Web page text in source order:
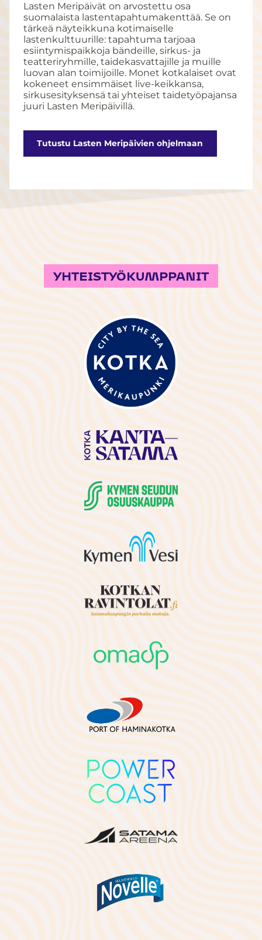
Lasten Meripäivät on arvostettu osa
suomalaista lastentapahtumakenttää. Se on
tärkeä näyteikkuna kotimaiselle
lastenkulttuurille: tapahtuma tarjoaa
esiintymispaikkoja bändeille, sirkus- ja
teatteriryhmille, taidekasvattajille ja muille
luovan alan toimijoille. Monet kotkalaiset ovat
kokeneet ensimmäiset live-keikkansa,
sirkusesityksensä tai yhteiset taidetyöpajansa
juuri Lasten Meripäivillä.
Tutustu Lasten Meripäivien ohjelmaan
YHTEISTYÖKUMPPANIT